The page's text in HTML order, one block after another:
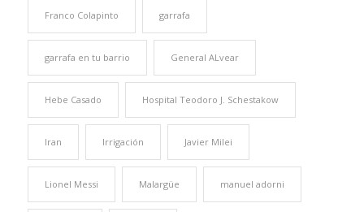
Franco Colapinto garrafa
garrafa en tu barrio General ALvear
Hebe Casado Hospital Teodoro J. Schestakow
Iran Irrigación Javier Milei
Lionel Messi Malargüe manuel adorni